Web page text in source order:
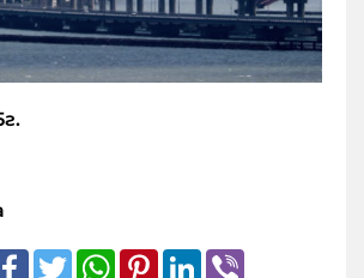
Facebook
TwitterWhatsApp
Pinterest
LinkedIn